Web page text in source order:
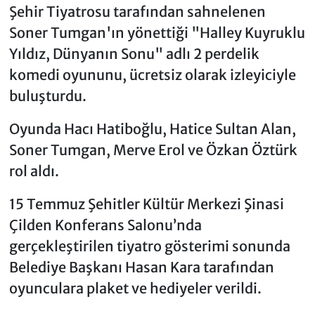
Şehir Tiyatrosu tarafından sahnelenen
Soner Tumgan'ın yönettiği "Halley Kuyruklu
Yıldız, Dünyanın Sonu" adlı 2 perdelik
komedi oyununu, ücretsiz olarak izleyiciyle
buluşturdu.
Oyunda Hacı Hatiboğlu, Hatice Sultan Alan,
Soner Tumgan, Merve Erol ve Özkan Öztürk
rol aldı.
15 Temmuz Şehitler Kültür Merkezi Şinasi
Çilden Konferans Salonu’nda
gerçekleştirilen tiyatro gösterimi sonunda
Belediye Başkanı Hasan Kara tarafından
oyunculara plaket ve hediyeler verildi.